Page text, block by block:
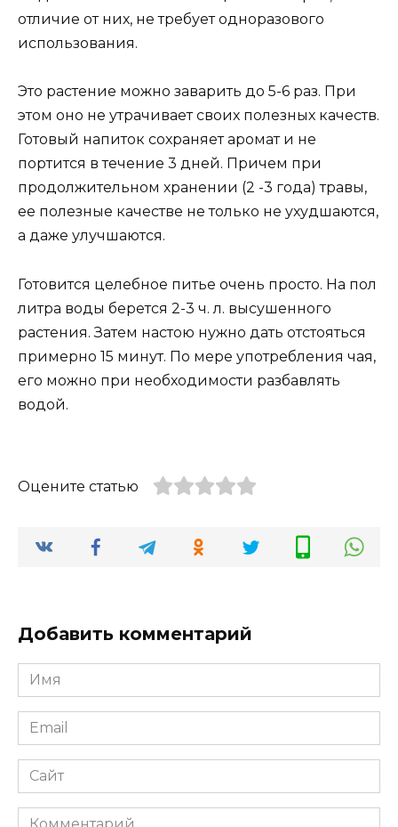
отличие от них, не требует одноразового
использования.
Это растение можно заварить до 5-6 раз. При
этом оно не утрачивает своих полезных качеств.
Готовый напиток сохраняет аромат и не
портится в течение 3 дней. Причем при
продолжительном хранении (2 -3 года) травы,
ее полезные качестве не только не ухудшаются,
а даже улучшаются.
Готовится целебное питье очень просто. На пол
литра воды берется 2-3 ч. л. высушенного
растения. Затем настою нужно дать отстояться
примерно 15 минут. По мере употребления чая,
его можно при необходимости разбавлять
водой.
Оцените статью
Добавить комментарий
Имя
*
Email
*
Сайт
Комментарий